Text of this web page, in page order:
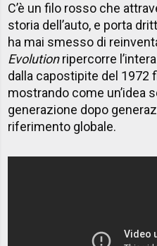
C’è un filo rosso che
storia dell’auto, e porta
ha mai smesso di
Evolutionripercorre
dalla capostipite del 1972
mostrando come un’idea
generazione dopo
riferimento globale.